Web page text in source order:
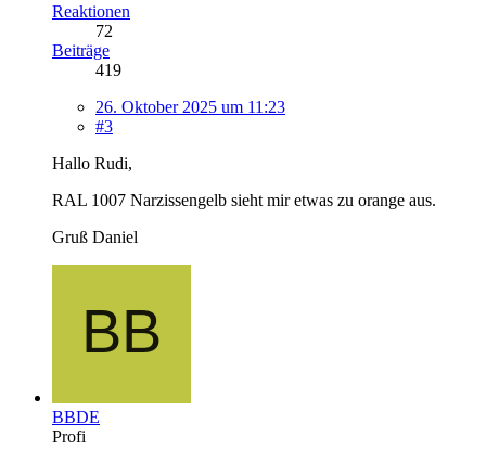
Reaktionen
72
Beiträge
419
26. Oktober 2025 um 11:23
#3
Hallo Rudi,
RAL 1007 Narzissengelb sieht mir etwas zu orange aus.
Gruß Daniel
BBDE
Profi